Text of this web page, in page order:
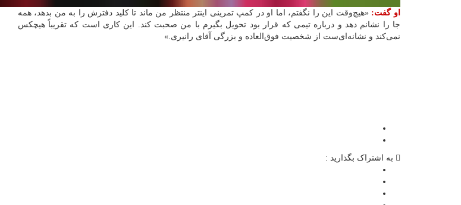
او گفت:«هیچ‌وقت این را نگفتم، اما او در کمپ تمرینی اینتر منتظر من ماند تا کلید دفترش را به من بدهد، همه‌
جا را نشانم دهد و درباره تیمی که قرار بود تحویل بگیرم با من صحبت کند. این کاری است که تقریباً هیچکس
نمی‌کند و نشانه‌ای‌ست از شخصیت فوق‌العاده و بزرگی آقای رانیری.»
به اشتراک بگذارید :